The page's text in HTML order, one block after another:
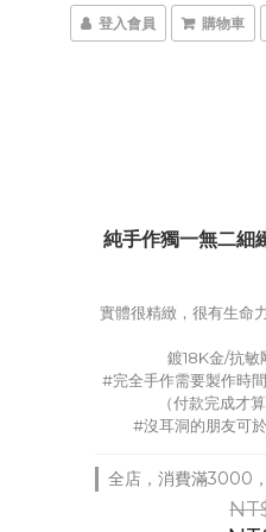
登入會員 購物車
純手作獨一無二細
實體很精緻，很有生命
鍍18K金/抗敏
#完全手作需要製作時
（付款完成
#沒耳洞的朋友可
全店，消費滿3000